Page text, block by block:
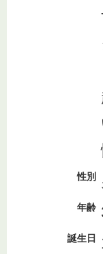
性別
年齢
誕生日